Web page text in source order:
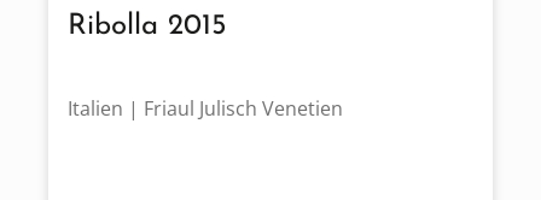
Ribolla 2015
Italien | Friaul Julisch Venetien